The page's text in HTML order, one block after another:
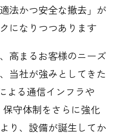
法かつ安全な撤去」が
になりつつあります
高まるお客様のニーズ
当社が強みとしてきた
よる通信インフラや
守体制をさらに強化
り、設備が誕生してか